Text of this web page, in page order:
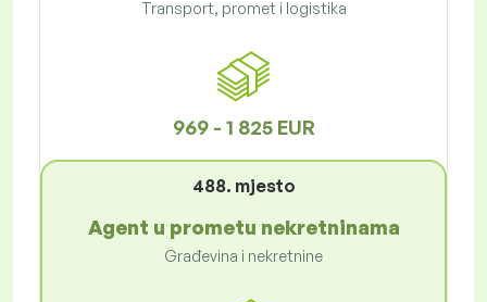
Transport, promet i logistika
969 - 1 825 EUR
488. mjesto
Agent u prometu nekretninama
Građevina i nekretnine